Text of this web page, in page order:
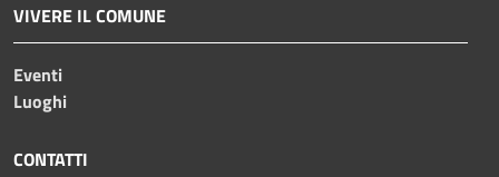
VIVERE IL COMUNE
Eventi
Luoghi
CONTATTI